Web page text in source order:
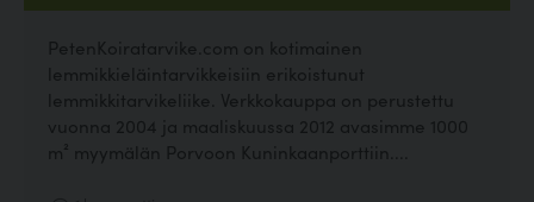
PetenKoiratarvike.com on kotimainen
lemmikkieläintarvikkeisiin erikoistunut
lemmikkitarvikeliike. Verkkokauppa on perustettu
vuonna 2004 ja maaliskuussa 2012 avasimme 1000
m² myymälän Porvoon Kuninkaanporttiin....